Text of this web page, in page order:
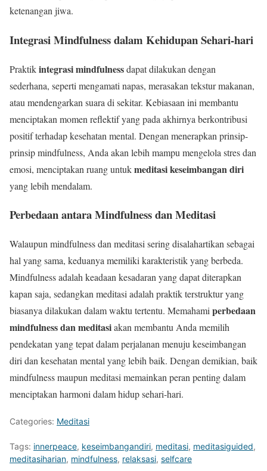
ketenangan jiwa.
Integrasi Mindfulness dalam Kehidupan Sehari-hari
Praktikintegrasi mindfulnessdapat dilakukan dengan
sederhana, seperti mengamati napas, merasakan tekstur makanan,
atau mendengarkan suara di sekitar. Kebiasaan ini membantu
menciptakan momen reflektif yang pada akhirnya berkontribusi
positif terhadap kesehatan mental. Dengan menerapkan prinsip-
prinsip mindfulness, Anda akan lebih mampu mengelola stres dan
emosi, menciptakan ruang untukmeditasi keseimbangan diri
yang lebih mendalam.
Perbedaan antara Mindfulness dan Meditasi
Walaupun mindfulness dan meditasi sering disalahartikan sebagai
hal yang sama, keduanya memiliki karakteristik yang berbeda.
Mindfulness adalah keadaan kesadaran yang dapat diterapkan
kapan saja, sedangkan meditasi adalah praktik terstruktur yang
biasanya dilakukan dalam waktu tertentu. Memahami perbedaan
mindfulness dan meditasiakan membantu Anda memilih
pendekatan yang tepat dalam perjalanan menuju keseimbangan
diri dan kesehatan mental yang lebih baik. Dengan demikian, baik
mindfulness maupun meditasi memainkan peran penting dalam
menciptakan harmoni dalam hidup sehari-hari.
Categories: Meditasi
Tags: innerpeace, keseimbangandiri, meditasi, meditasiguided,
meditasiharian, mindfulness, relaksasi, selfcare